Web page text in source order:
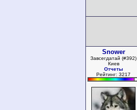
Snower
Завсегдатай (#392)
Киев
Отчеты
Рейтинг: 3217